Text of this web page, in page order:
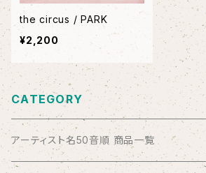
the circus / PARK
¥2,200
CATEGORY
アーティスト名50音順 商品一覧